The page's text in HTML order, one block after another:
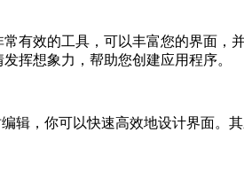
有效的工具，可以丰富您的界面，
挥想象力，帮助您创建应用程序。
辑，你可以快速高效地设计界面。